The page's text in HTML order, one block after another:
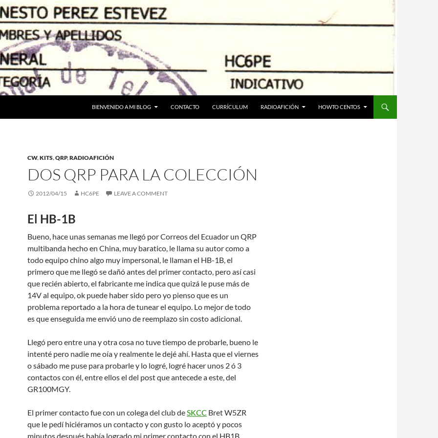
BIENVENIDO A MI BLOG CONTACTO CURRÍCULUM RADIOAFICIÓN HOWTO CENTOS
CW,KITS,QRP,RADIOAFICIÓN
DOS QRP PARA LA COLECCIÓN
2012/04/15 HC6PE LEAVE A COMMENT
El HB-1B
Bueno, hace unas semanas me llegó por Correos del Ecuador un QRP
multibanda hecho en China, muy baratico, le llama su autor como a
todo equipo chino algo muy impersonal, le llaman el HB-1B, el
primero que me llegó se dañó antes del primer contacto, pero así casi
que recién abierto, el fabricante me indica que quizá le puse más de
14V al equipo, ok puede haber sido pero yo pienso que es un
problema reportado a la hora de tunear el equipo. Lo mejor de todo
es que enseguida me envió uno de reemplazo sin costo adicional.
Llegó pero entre una y otra cosa no tuve tiempo de probarle, bueno le
intenté pero nadie me oía y realmente le dejé ahí. Hasta que el viernes
o sábado me puse para probarle y lo logré, logré hacer unos 2 ó 3
contactos con él, entre ellos el del post que antecede a este, del
GR100MGY.
El primer contacto fue con un colega del club deSKCC Bret W5ZR
que le pedí hiciéramos un contacto y con gusto lo aceptó y pocos
minutos después había logrado mi primer contacto con el HB1B